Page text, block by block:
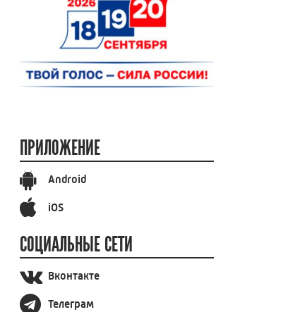
ПРИЛОЖЕНИЕ
Android
iOS
СОЦИАЛЬНЫЕ СЕТИ
Вконтакте
Телеграм